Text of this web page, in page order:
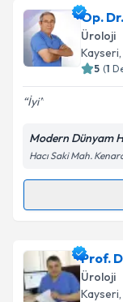
Op.
Üroloji
Kayseri
5 (1
İyi
Modern Dünyam
Hacı Saki Mah.
Randevu
Op. Dr.
oluşturun.
takvim
Prof.
Üroloji
Kayseri